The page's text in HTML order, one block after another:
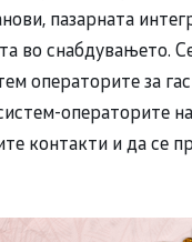
пазарната
во снабдувањето.
операторите за гас
операторите
контакти и да се